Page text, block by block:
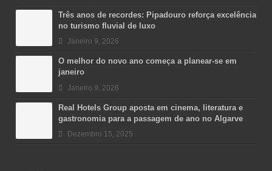
Três anos de recordes: Pipadouro reforça excelência
no turismo fluvial de luxo
Janeiro 9, 2026
O melhor do novo ano começa a planear-se em
janeiro
Janeiro 9, 2026
Real Hotels Group aposta em cinema, literatura e
gastronomia para a passagem de ano no Algarve
Dezembro 15, 2025